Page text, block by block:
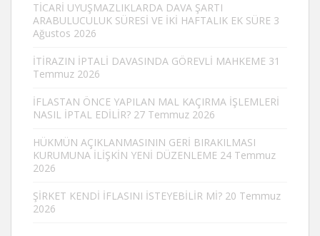
TİCARİ UYUŞMAZLIKLARDA DAVA ŞARTI
ARABULUCULUK SÜRESİ VE İKİ HAFTALIK EK SÜRE 3
Ağustos 2026
İTİRAZIN İPTALİ DAVASINDA GÖREVLİ MAHKEME 31
Temmuz 2026
İFLASTAN ÖNCE YAPILAN MAL KAÇIRMA İŞLEMLERİ
NASIL İPTAL EDİLİR? 27 Temmuz 2026
HÜKMÜN AÇIKLANMASININ GERİ BIRAKILMASI
KURUMUNA İLİŞKİN YENİ DÜZENLEME 24 Temmuz
2026
ŞİRKET KENDİ İFLASINI İSTEYEBİLİR Mİ? 20 Temmuz
2026